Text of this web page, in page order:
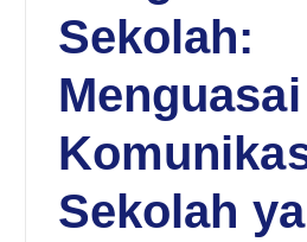
Sekolah:
Sekolah